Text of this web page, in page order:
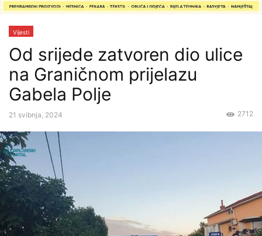
Vijesti
Od srijede zatvoren dio ulice
na Graničnom prijelazu
Gabela Polje
21 svibnja, 2024 2712